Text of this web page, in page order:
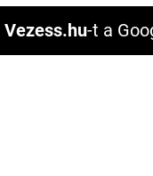
Vezess.hu-t a